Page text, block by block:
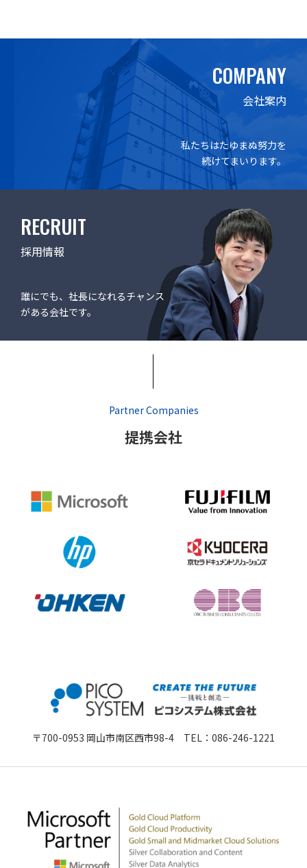
COMPANY
会社案内
私たちはたゆまぬ努力を
続けてまいります。
RECRUIT
採用情報
誰にでも、社長になれるチャンス
がある会社です。
Partner Companies
提携会社
〒700-0953 岡山市南区西市98-4 TEL： 086-246-1221